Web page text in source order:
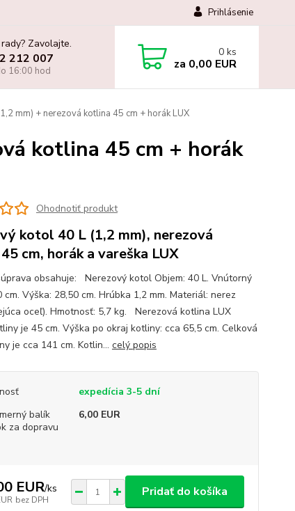
Prihlásenie
Zavolajte.
212 007
16:00 hod
0 ks
za 0,00 EUR
mm) + nerezová kotlina 45 cm + horák LUX
kotlina 45 cm + horák
Ohodnotiť produkt
kotol 40 L (1,2 mm), nerezová
cm, horák a vareška LUX
obsahuje: Nerezový kotol Objem: 40 L. Vnútorný
cm. Výška: 28,50 cm. Hrúbka 1,2 mm. Materiál: nerez
oceľ). Hmotnosť: 5,7 kg. Nerezová kotlina LUX
je 45 cm. Výška po okraj kotliny: cca 65,5 cm. Celková
je cca 141 cm. Kotlin... celý popis
expedícia 3-5 dní
balík
za dopravu
6,00 EUR
EUR/ks
bez DPH
Pridať do košíka